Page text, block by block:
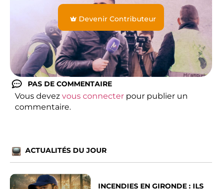
Devenir Contributeur
PAS DE COMMENTAIRE
Vous devez vous connecter pour publier un
commentaire.
ACTUALITÉS DU JOUR
INCENDIES EN GIRONDE : ILS